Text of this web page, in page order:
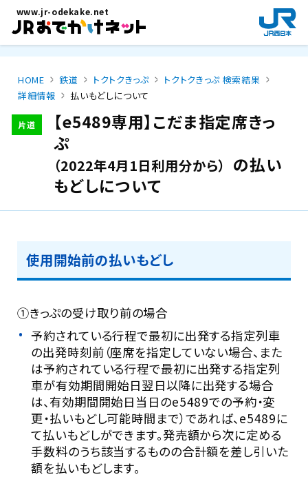
メインコンテンツにスキップ
www.jr-odekake.net
新
規
ウ
ン
ウ
で
き
。
HOME 鉄道 トクトクきっぷ
トクトクきっぷ 検索結果
詳細情報
払いもどしについて
片道
【e5489専用】こだま指定席きっ
ぷ
（2022年4月1日利用分から） の払い
もどしについて
使用開始前の払いもどし
①きっぷの受け取り前の場合
予約されている行程で最初に出発する指定列車
の出発時刻前（座席を指定していない場合、また
は予約されている行程で最初に出発する指定列
車が有効期間開始日翌日以降に出発する場合
は、有効期間開始日当日のe5489での予約・変
更・払いもどし可能時間まで）であれば、e5489に
て払いもどしができます。発売額から次に定める
手数料のうち該当するものの合計額を差し引いた
額を払いもどします。